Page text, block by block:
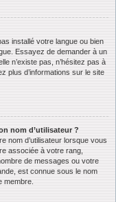
installé votre langue ou bien
Essayez de demander à un
n’existe pas, n’hésitez pas à
plus d’informations sur le site
nom d’utilisateur ?
nom d’utilisateur lorsque vous
associée à votre rang,
de messages ou votre
est connue sous le nom
membre.